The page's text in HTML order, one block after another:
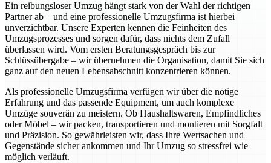
Ein reibungsloser Umzug hängt stark von der Wahl der richtigen
Partner ab – und eine professionelle Umzugsfirma ist hierbei
unverzichtbar. Unsere Experten kennen die Feinheiten des
Umzugsprozesses und sorgen dafür, dass nichts dem Zufall
überlassen wird. Vom ersten Beratungsgespräch bis zur
Schlüssübergabe – wir übernehmen die Organisation, damit Sie sich
ganz auf den neuen Lebensabschnitt konzentrieren können.
Als professionelle Umzugsfirma verfügen wir über die nötige
Erfahrung und das passende Equipment, um auch komplexe
Umzüge souverän zu meistern. Ob Haushaltswaren, Empfindliches
oder Möbel – wir packen, transportieren und montieren mit Sorgfalt
und Präzision. So gewährleisten wir, dass Ihre Wertsachen und
Gegenstände sicher ankommen und Ihr Umzug so stressfrei wie
möglich verläuft.